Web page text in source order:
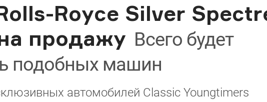
Royce Silver
продажу Всего будет
подобных машин
автомобилей Classic Youngtimers